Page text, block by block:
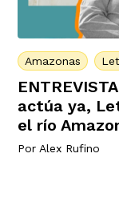
Amazonas
actúa ya,
el río
Por Alex Rufino